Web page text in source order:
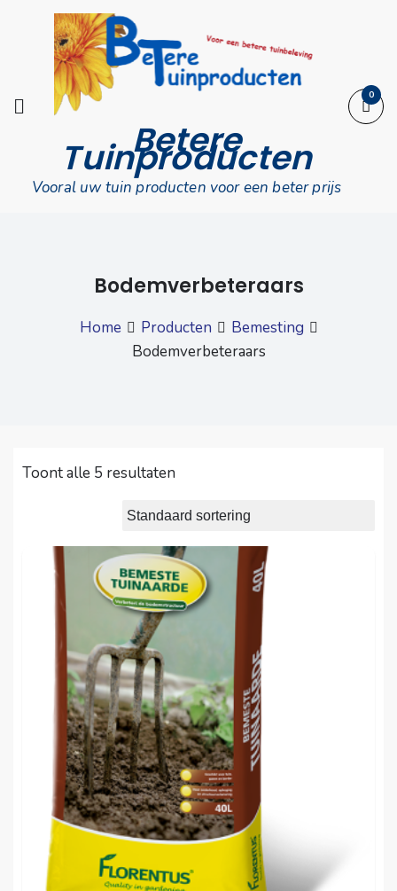
Betere
Tuinproducten
Vooral uw tuin producten voor een beter prijs
0
Bodemverbeteraars
Home Producten
Bemesting
Bodemverbeteraars
Toont alle 5 resultaten